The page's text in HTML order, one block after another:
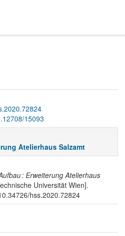
15093
Atelierhaus Salzamt
: Erweiterung Atelierhaus
Universität Wien].
hss.2020.72824